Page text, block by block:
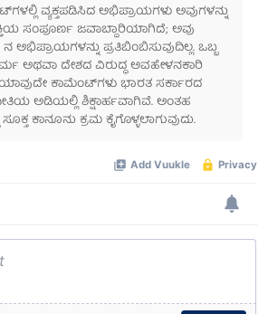
ವ್ಯಕ್ತಪಡಿಸಿದ ಅಭಿಪ್ರಾಯಗಳು ಅವುಗಳನ್ನು
ಸಂಪೂರ್ಣ ಜವಾಬ್ದಾರಿಯಾಗಿದೆ; ಅವು
ನ ಅಭಿಪ್ರಾಯಗಳನ್ನು ಪ್ರತಿಬಿಂಬಿಸುವುದಿಲ್ಲ. ಒಬ್ಬ
ಅಥವಾ ದೇಶದ ವಿರುದ್ಧ ಅವಹೇಳನಕಾರಿ
ಕಾಮೆಂಟ್‌ಗಳು ಭಾರತ ಸರ್ಕಾರದ
ಅಡಿಯಲ್ಲಿ ಶಿಕ್ಷಾರ್ಹವಾಗಿವೆ. ಅಂತಹ
ಕಾನೂನು ಕ್ರಮ ಕೈಗೊಳ್ಳಲಾಗುವುದು.